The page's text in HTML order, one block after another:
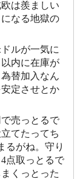
は羨ましい
なる地獄の
ルが一気に
内に在庫が
替加入なん
定させとか
売っとるで
てたってち
るがね。守り
点取っとるで
くっとった